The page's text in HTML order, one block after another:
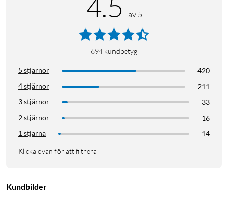
4.5 av 5
694 kundbetyg
5 stjärnor
420
4 stjärnor
211
3 stjärnor
33
2 stjärnor
16
1 stjärna
14
Klicka ovan för att filtrera
Kundbilder